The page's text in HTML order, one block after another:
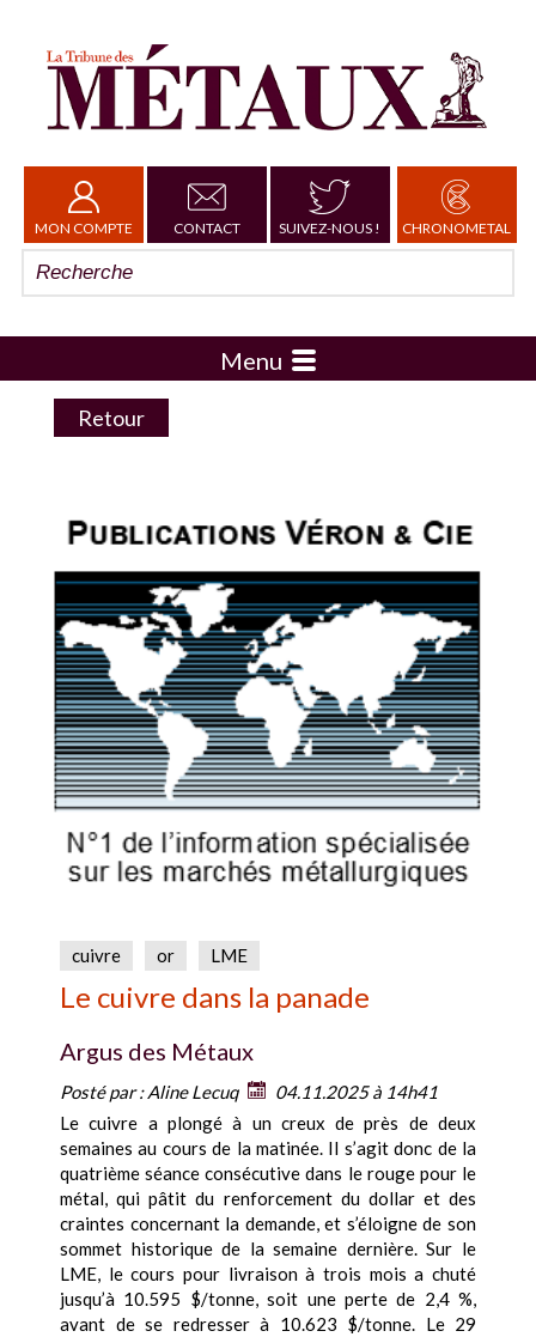
MON COMPTE CONTACT SUIVEZ-NOUS ! CHRONOMETAL
Menu
Retour
cuivre or LME
Le cuivre dans la panade
Argus des Métaux
Posté par :Aline Lecuq
04.11.2025 à 14h41
Le cuivre a plongé à un creux de près de deux
semaines au cours de la matinée. Il s’agit donc de la
quatrième séance consécutive dans le rouge pour le
métal, qui pâtit du renforcement du dollar et des
craintes concernant la demande, et s’éloigne de son
sommet historique de la semaine dernière. Sur le
LME, le cours pour livraison à trois mois a chuté
jusqu’à 10.595 $/tonne, soit une perte de 2,4 %,
avant de se redresser à 10.623 $/tonne. Le 29